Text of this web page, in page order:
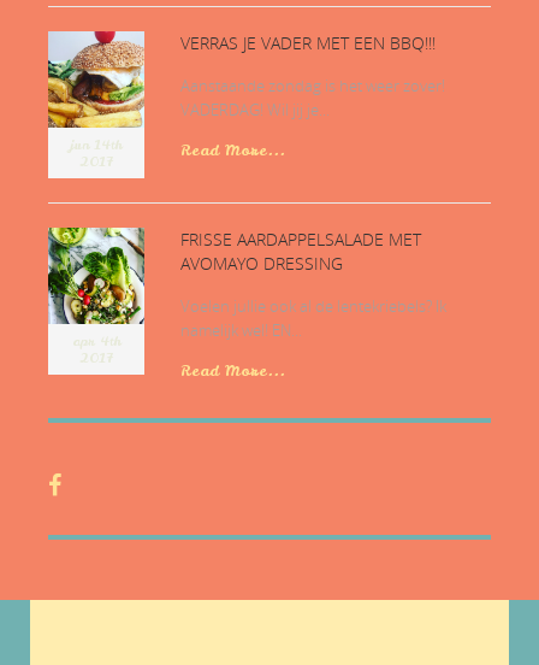
jun 14th
2017
VERRAS JE VADER MET EEN BBQ!!!
Aanstaande zondag is het weer zover!
VADERDAG! Wil jij je...
Read More...
apr 4th
2017
FRISSE AARDAPPELSALADE MET
AVOMAYO DRESSING
Voelen jullie ook al de lentekriebels? Ik
namelijk wel! EN...
Read More...